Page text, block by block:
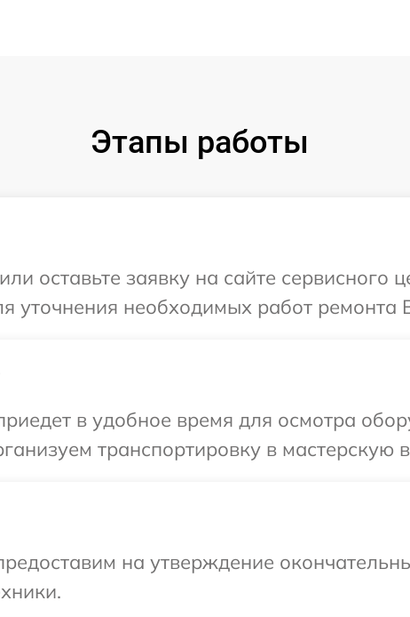
Этапы работы
оставьте заявку на сайте сервисного
уточнения необходимых работ ремонта
в удобное время для осмотра
транспортировку в мастерскую
на утверждение